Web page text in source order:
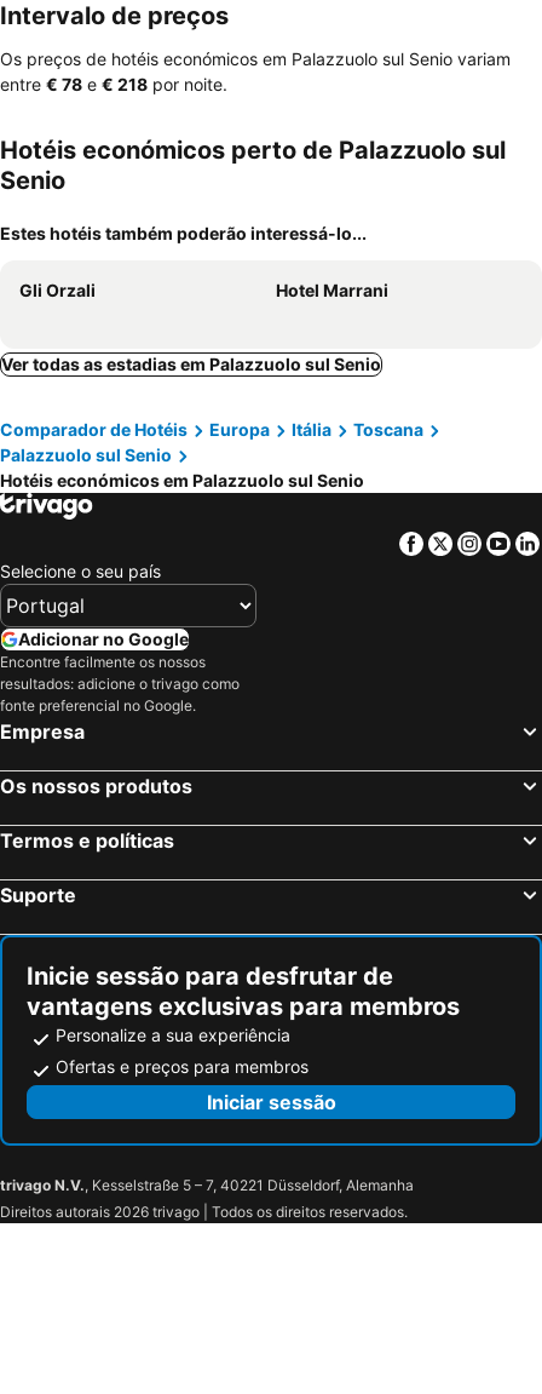
Intervalo de preços
Os preços de hotéis económicos em Palazzuolo sul Senio variam
entre ‎€ 78 e ‎€ 218 por noite.
Hotéis económicos perto de Palazzuolo sul
Senio
Estes hotéis também poderão interessá-lo...
Gli Orzali Hotel Marrani
Ver todas as estadias em Palazzuolo sul Senio
Comparador de Hotéis Europa Itália
Toscana
Palazzuolo sul Senio
Hotéis económicos em Palazzuolo sul Senio
Facebook
Twitter
Selecione o seu país
Adicionar no Google
Encontre facilmente os nossos
resultados: adicione o trivago como
fonte preferencial no Google.
Empresa
Os nossos produtos
Termos e políticas
Suporte
Inicie sessão para desfrutar de
vantagens exclusivas para membros
Personalize a sua experiência
Ofertas e preços para membros
Iniciar sessão
trivago N.V., Kesselstraße 5 – 7, 40221 Düsseldorf, Alemanha
Direitos autorais 2026 trivago | Todos os direitos reservados.